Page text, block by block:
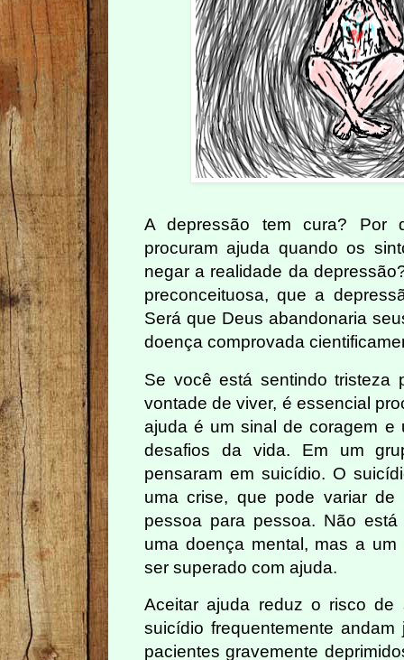
A depressão tem cura? Por
procuram ajuda quando os
negar a realidade da
preconceituosa, que a
Será que Deus abandonaria
doença comprovada
Se você está sentindo tristeza
vontade de viver, é essencial
ajuda é um sinal de coragem e
desafios da vida. Em um
pensaram em suicídio. O
uma crise, que pode variar de
pessoa para pessoa. Não
uma doença mental, mas a
ser superado com ajuda.
Aceitar ajuda reduz o risco de
suicídio frequentemente
pacientes gravemente